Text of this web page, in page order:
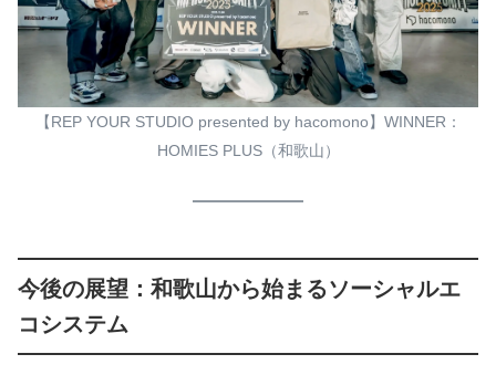
【REP YOUR STUDIO presented by hacomono】WINNER：
HOMIES PLUS（和歌山）
今後の展望：和歌山から始まるソーシャルエ
コシステム